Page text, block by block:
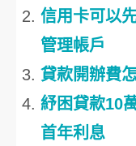
信用卡可以
管理帳戶
貸款開辦費
紓困貸款10
首年利息